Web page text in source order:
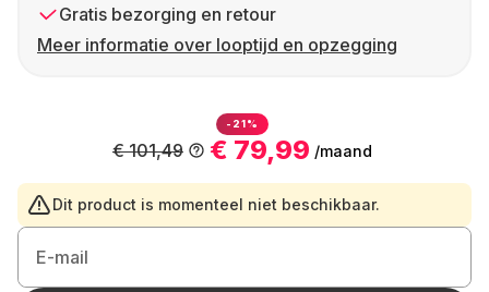
Gratis bezorging en retour
Meer informatie over looptijd en opzegging
-21%
€ 79,99 /maand
€ 101,49
Dit product is momenteel niet beschikbaar.
E-mail